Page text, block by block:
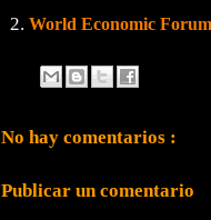
World Economic Forum
No hay comentarios :
Publicar un comentario